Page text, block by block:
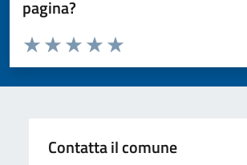
pagina?
Valuta da 1 a 5 stelle la pagina
Valuta 5 stelle su 5
Valuta 4 stelle su 5
Valuta 3 stelle su 5
Valuta 2 stelle su 5
Valuta 1 stelle su 5
Contatta il comune